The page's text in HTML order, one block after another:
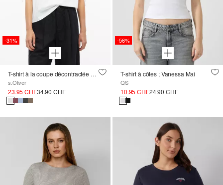
-31%
T-shirt à la coupe décontractée avec manches réglables
s.Oliver
23.95 CHF34.90 CHF
-56%
T-shirt à côtes ; Vanessa Mai
QS
10.95 CHF24.90 CHF